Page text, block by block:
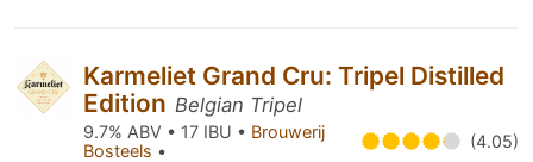
Karmeliet Grand Cru: Tripel Distilled
Edition Belgian Tripel
9.7% ABV • 17 IBU • Brouwerij
Bosteels • (4.05)